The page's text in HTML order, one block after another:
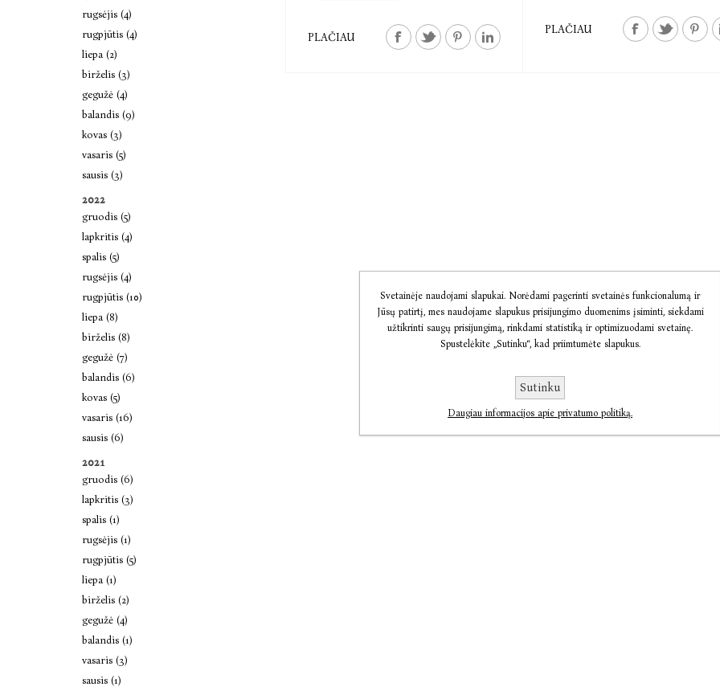
PLAČIAU
PLAČIAU
rugsėjis (4)
rugpjūtis (4)
liepa (2)
birželis (3)
gegužė (4)
balandis (9)
kovas (3)
vasaris (5)
sausis (3)
2022
gruodis (5)
lapkritis (4)
spalis (5)
rugsėjis (4)
rugpjūtis (10)
liepa (8)
birželis (8)
gegužė (7)
balandis (6)
kovas (5)
vasaris (16)
sausis (6)
2021
gruodis (6)
lapkritis (3)
spalis (1)
rugsėjis (1)
rugpjūtis (5)
liepa (1)
birželis (2)
gegužė (4)
balandis (1)
vasaris (3)
sausis (1)
Svetainėje naudojami slapukai. Norėdami pagerinti svetainės funkcionalumą ir
Jūsų patirtį, mes naudojame slapukus prisijungimo duomenims įsiminti, siekdami
užtikrinti saugų prisijungimą, rinkdami statistiką ir optimizuodami svetainę.
Spustelėkite „Sutinku“, kad priimtumėte slapukus.
Sutinku
Daugiau informacijos apie privatumo politiką.